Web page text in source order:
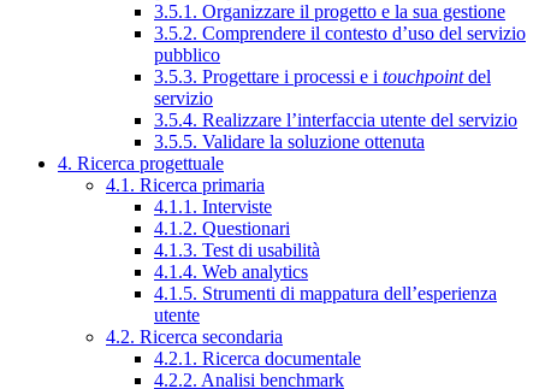
3.5.1. Organizzare il progetto e la sua gestione
3.5.2. Comprendere il contesto d’uso del servizio
pubblico
3.5.3. Progettare i processi e i touchpointdel
servizio
3.5.4. Realizzare l’interfaccia utente del servizio
3.5.5. Validare la soluzione ottenuta
4. Ricerca progettuale
4.1. Ricerca primaria
4.1.1. Interviste
4.1.2. Questionari
4.1.3. Test di usabilità
4.1.4. Web analytics
4.1.5. Strumenti di mappatura dell’esperienza
utente
4.2. Ricerca secondaria
4.2.1. Ricerca documentale
4.2.2. Analisi benchmark